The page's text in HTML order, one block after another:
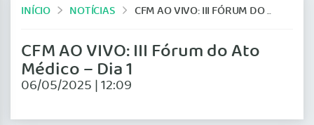
INÍCIO NOTÍCIAS CFM AO VIVO: III FÓRUM DO ATO MÉDICO – DIA 1
CFM AO VIVO: III Fórum do Ato
Médico – Dia 1
06/05/2025 | 12:09